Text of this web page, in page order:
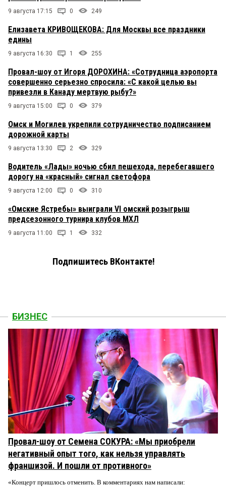
9 августа 17:15 0 249
Елизавета КРИВОЩЕКОВА: Для Москвы все праздники
едины
9 августа 16:30 1 255
Провал-шоу от Игоря ДОРОХИНА: «Сотрудница аэропорта
совершенно серьезно спросила: «С какой целью вы
привезли в Канаду мертвую рыбу?»
9 августа 15:00 0 379
Омск и Могилев укрепили сотрудничество подписанием
дорожной карты
9 августа 13:30 2 329
Водитель «Лады» ночью сбил пешехода, перебегавшего
дорогу на «красный» сигнал светофора
9 августа 12:00 0 310
«Омские Ястребы» выиграли VI омский розыгрыш
предсезонного турнира клубов МХЛ
9 августа 11:00 1 332
Подпишитесь ВКонтакте!
БИЗНЕС
Провал-шоу от Семена СОКУРА: «Мы приобрели
негативный опыт того, как нельзя управлять
франшизой. И пошли от противного»
«Концерт пришлось отменить. В комментариях нам написали: